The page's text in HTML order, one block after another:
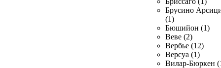
Брусино
(1)
Бюшийон (1)
Веве (2)
Вербье (12)
Версуа (1)
Вилар-Бюркен